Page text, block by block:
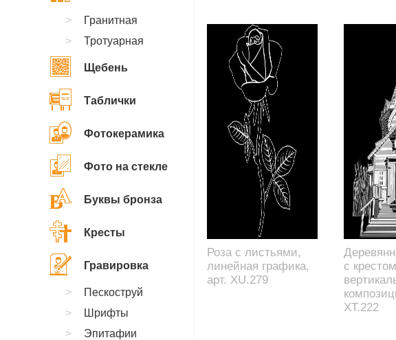
Роза с листьями,
линейная графика,
арт. XU.279
с
XT.222
Гранитная
Тротуарная
Щебень
Таблички
Фотокерамика
Фото на стекле
Буквы бронза
Кресты
Гравировка
Пескоструй
Шрифты
Эпитафии